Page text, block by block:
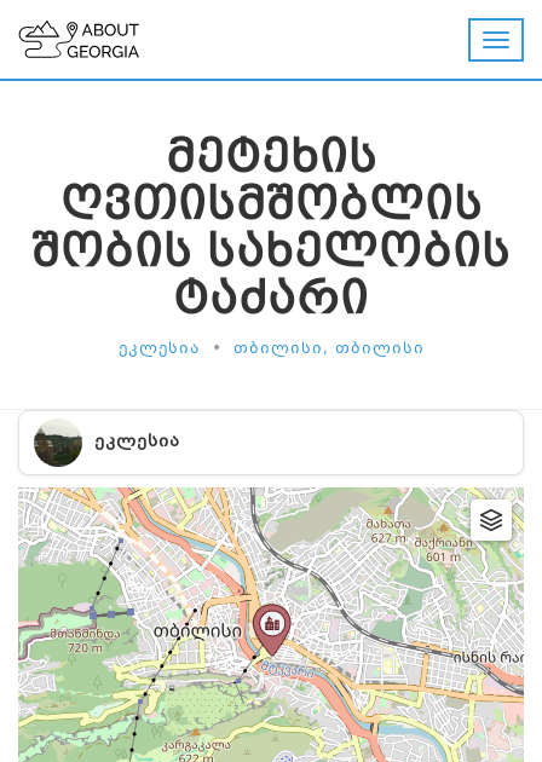
ᲛᲔᲢᲔᲮᲘᲡ
ᲦᲕᲗᲘᲡᲛᲨᲝᲑᲚᲘᲡ
ᲨᲝᲑᲘᲡ ᲡᲐᲮᲔᲚᲝᲑᲘᲡ
ᲢᲐᲫᲐᲠᲘ
ᲔᲙᲚᲔᲡᲘᲐ • ᲗᲑᲘᲚᲘᲡᲘ, ᲗᲑᲘᲚᲘᲡᲘ
ᲔᲙᲚᲔᲡᲘᲐ